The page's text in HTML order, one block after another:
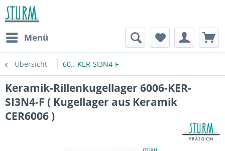
Menü
Übersicht 60..-KER-SI3N4-F
Keramik-Rillenkugellager 6006-KER-
SI3N4-F ( Kugellager aus Keramik
CER6006 )